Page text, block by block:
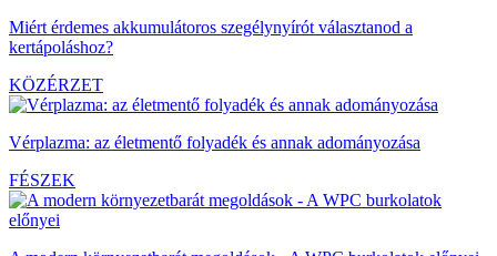
Miért érdemes akkumulátoros szegélynyírót választanod a
kertápoláshoz?
KÖZÉRZET
Vérplazma: az életmentő folyadék és annak adományozása
FÉSZEK